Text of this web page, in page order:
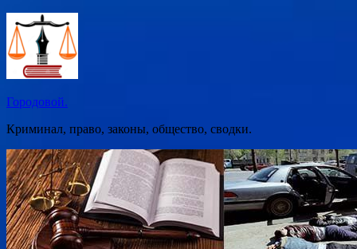
Перейти
содержимому
Городовой.
Криминал, право, законы, общество, сводки.